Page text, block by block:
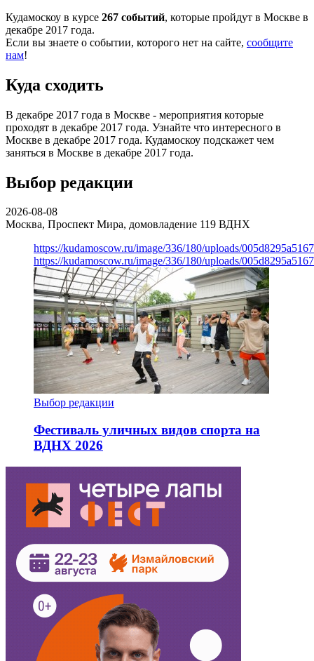
Кудамоскоу в курсе 267 событий, которые пройдут в Москве в
декабре 2017 года.
Если вы знаете о событии, которого нет на сайте, сообщите
нам!
Куда сходить
В декабре 2017 года в Москве - мероприятия которые
проходят в декабре 2017 года. Узнайте что интересного в
Москве в декабре 2017 года. Кудамоскоу подскажет чем
заняться в Москве в декабре 2017 года.
Выбор редакции
2026-08-08
Москва, Проспект Мира, домовладение 119 ВДНХ
https://kudamoscow.ru/image/336/180/uploads/
https://kudamoscow.ru/image/336/180/uploads/
Выбор редакции
Фестиваль уличных видов спорта на
ВДНХ 2026